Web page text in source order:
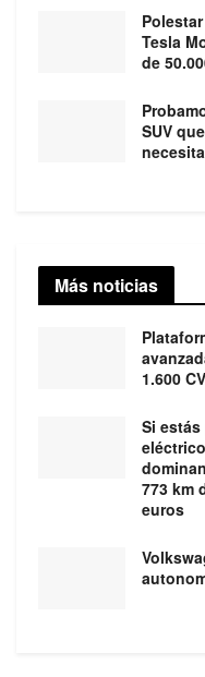
Tesla
de
SUV
Más noticias
1.600
Si
773 km
euros